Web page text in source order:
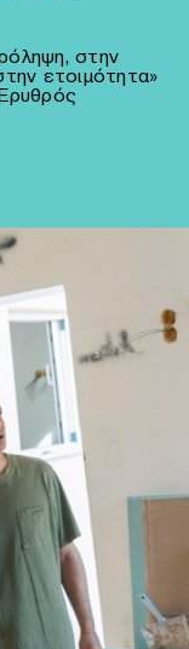
στην
ετοιμότητα»